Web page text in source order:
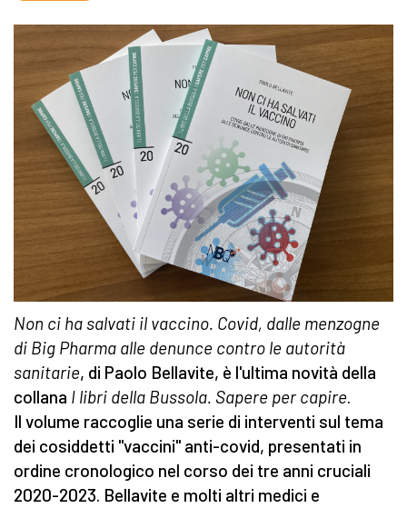
Non ci ha salvati il vaccino. Covid, dalle menzogne
di Big Pharma alle denunce contro le autorità
sanitarie, di Paolo Bellavite, è l'ultima novità della
collana I libri della Bussola. Sapere per capire.
Il volume raccoglie una serie di interventi sul tema
dei cosiddetti "vaccini" anti-covid, presentati in
ordine cronologico nel corso dei tre anni cruciali
2020-2023. Bellavite e molti altri medici e